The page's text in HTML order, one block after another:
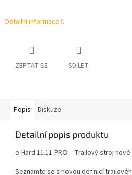
Detailní informace
ZEPTAT SE SDÍLET
Popis Diskuze
Detailní popis produktu
e-Hard 11.11-PRO – Trailový stroj
Seznamte se s novou definicí